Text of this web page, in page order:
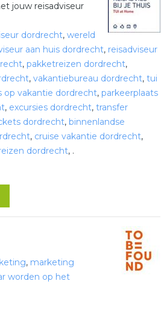
jouw reisadviseur
dordrecht, wereld
aan huis dordrecht, reisadviseur
, pakketreizen dordrecht,
, vakantiebureau dordrecht, tui
op vakantie dordrecht, parkeerplaats
, excursies dordrecht, transfer
dordrecht, binnenlandse
, cruise vakantie dordrecht,
dordrecht, .
, marketing
worden op het